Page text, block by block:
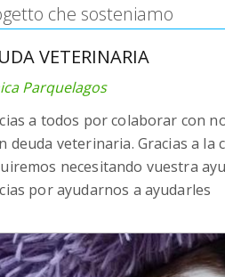
che sosteniamo
VETERINARIA
Parquelagos
a todos por colaborar con
deuda veterinaria. Gracias a
necesitando vuestra
por ayudarnos a ayudarles